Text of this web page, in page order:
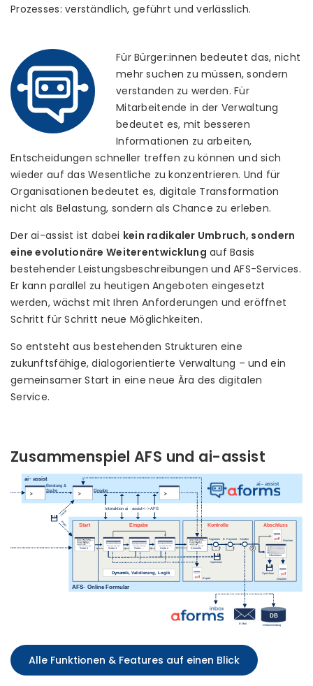
Prozesses: verständlich, geführt und verlässlich.
Für Bürger:innen bedeutet das, nicht
mehr suchen zu müssen, sondern
verstanden zu werden. Für
Mitarbeitende in der Verwaltung
bedeutet es, mit besseren
Informationen zu arbeiten,
Entscheidungen schneller treffen zu können und sich
wieder auf das Wesentliche zu konzentrieren. Und für
Organisationen bedeutet es, digitale Transformation
nicht als Belastung, sondern als Chance zu erleben.
Der ai-assist ist dabei kein radikaler Umbruch, sondern
eine evolutionäre Weiterentwicklung auf Basis
bestehender Leistungsbeschreibungen und AFS-Services.
Er kann parallel zu heutigen Angeboten eingesetzt
werden, wächst mit Ihren Anforderungen und eröffnet
Schritt für Schritt neue Möglichkeiten.
So entsteht aus bestehenden Strukturen eine
zukunftsfähige, dialogorientierte Verwaltung – und ein
gemeinsamer Start in eine neue Ära des digitalen
Service.
Zusammenspiel AFS und ai-assist
Alle Funktionen & Features auf einen Blick